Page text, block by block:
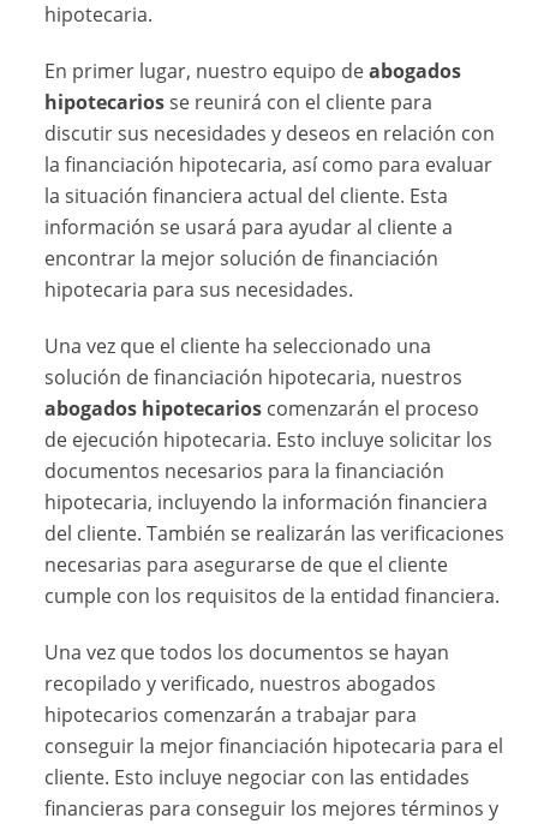
hipotecaria.
En primer lugar, nuestro equipo deabogados
hipotecariosse reunirá con el cliente para
discutir sus necesidades y deseos en relación con
la financiación hipotecaria, así como para evaluar
la situación financiera actual del cliente. Esta
información se usará para ayudar al cliente a
encontrar la mejor solución de financiación
hipotecaria para sus necesidades.
Una vez que el cliente ha seleccionado una
solución de financiación hipotecaria, nuestros
abogados hipotecarios comenzarán el proceso
de ejecución hipotecaria. Esto incluye solicitar los
documentos necesarios para la financiación
hipotecaria, incluyendo la información financiera
del cliente. También se realizarán las verificaciones
necesarias para asegurarse de que el cliente
cumple con los requisitos de la entidad financiera.
Una vez que todos los documentos se hayan
recopilado y verificado, nuestros abogados
hipotecarios comenzarán a trabajar para
conseguir la mejor financiación hipotecaria para el
cliente. Esto incluye negociar con las entidades
financieras para conseguir los mejores términos y